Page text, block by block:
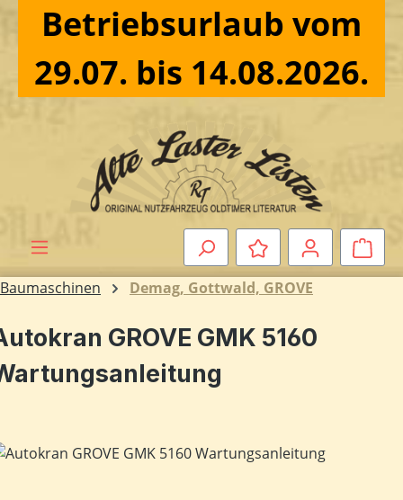
Zum Hauptinhalt springen
Betriebsurlaub vom
29.07. bis 14.08.2026.
Baumaschinen Demag, Gottwald, GROVE
GROVE GMK 5160
überspringen